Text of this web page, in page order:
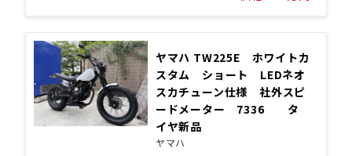
ヤマハ TW225E ホワイトカ
スタム ショート LEDネオ
スカチューン仕様 社外スピ
ードメーター 7336 タ
イヤ新品
ヤマハ